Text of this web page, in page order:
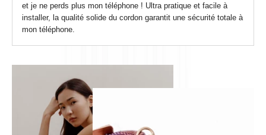
et je ne perds plus mon téléphone ! Ultra pratique et facile à
installer, la qualité solide du cordon garantit une sécurité totale à
mon téléphone.